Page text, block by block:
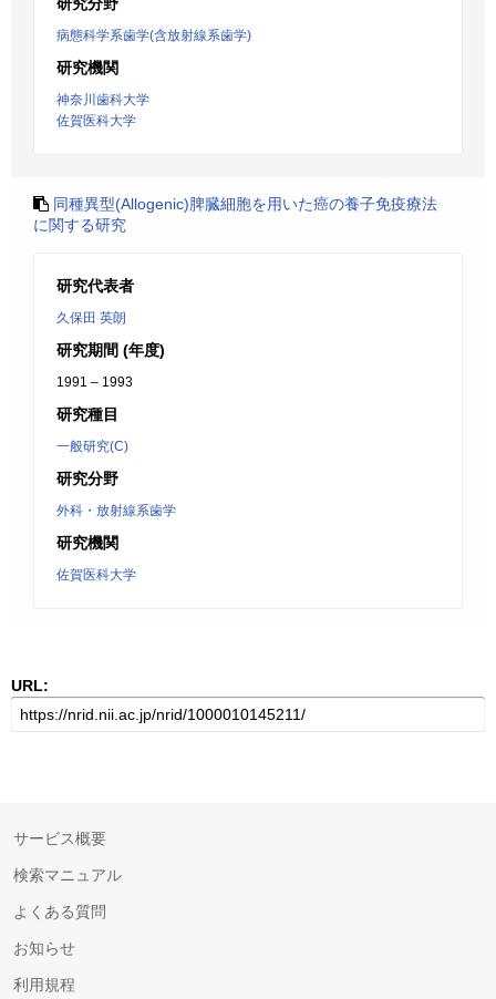
病態科学系歯学(含放射線系歯学)
研究機関
神奈川歯科大学
佐賀医科大学
同種異型(Allogenic)脾臓細胞を用いた癌の養子免疫療法
に関する研究
研究代表者
久保田 英朗
研究期間 (年度)
1991 – 1993
研究種目
一般研究(C)
研究分野
外科・放射線系歯学
研究機関
佐賀医科大学
URL:
サービス概要
検索マニュアル
よくある質問
お知らせ
利用規程